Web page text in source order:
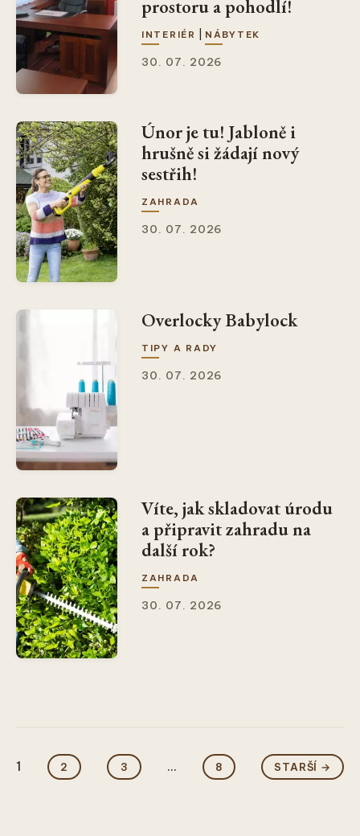
prostoru a pohodlí!
INTERIÉR NÁBYTEK
30. 07. 2026
Únor je tu! Jabloně i
hrušně si žádají nový
sestřih!
ZAHRADA
30. 07. 2026
Overlocky Babylock
TIPY A RADY
30. 07. 2026
Víte, jak skladovat úrodu
a připravit zahradu na
další rok?
ZAHRADA
30. 07. 2026
1 2 3 ... 8 STARŠÍ →